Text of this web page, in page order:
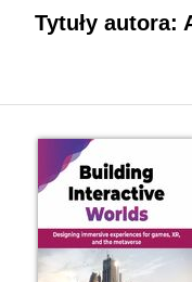
Tytuły autora: